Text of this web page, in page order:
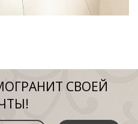
СВОЕЙ